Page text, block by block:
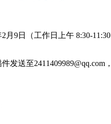
月9日（工作日上午 8:30-11:30
件发送至2411409989@qq.com